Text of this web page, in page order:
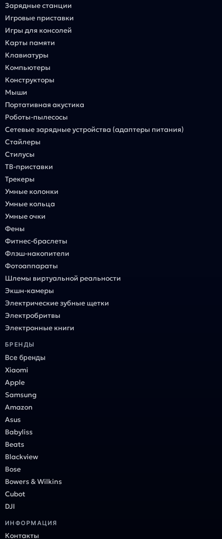
Зарядные станции
Игровые приставки
Игры для консолей
Карты памяти
Клавиатуры
Компьютеры
Конструкторы
Мыши
Портативная акустика
Роботы-пылесосы
Сетевые зарядные устройства (адаптеры питания)
Стайлеры
Стилусы
ТВ-приставки
Трекеры
Умные колонки
Умные кольца
Умные очки
Фены
Фитнес-браслеты
Флэш-накопители
Фотоаппараты
Шлемы виртуальной реальности
Экшн-камеры
Электрические зубные щетки
Электробритвы
Электронные книги
БРЕНДЫ
Все бренды
Xiaomi
Apple
Samsung
Amazon
Asus
Babyliss
Beats
Blackview
Bose
Bowers & Wilkins
Cubot
DJI
ИНФОРМАЦИЯ
Контакты